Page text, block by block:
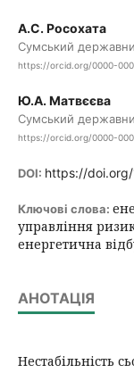
А.С. Росохата
Сумський
https://orcid.org/0000-
Ю.А. Матвєєва
Сумський
https://orcid.org/0000-
DOI: https://
Ключові слова:
управління
енергетична
АНОТАЦІЯ
Нестабільність